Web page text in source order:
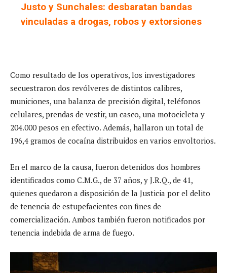
Justo y Sunchales: desbaratan bandas
vinculadas a drogas, robos y extorsiones
Como resultado de los operativos, los investigadores
secuestraron dos revólveres de distintos calibres,
municiones, una balanza de precisión digital, teléfonos
celulares, prendas de vestir, un casco, una motocicleta y
204.000 pesos en efectivo. Además, hallaron un total de
196,4 gramos de cocaína distribuidos en varios envoltorios.
En el marco de la causa, fueron detenidos dos hombres
identificados como C.M.G., de 37 años, y J.R.Q., de 41,
quienes quedaron a disposición de la Justicia por el delito
de tenencia de estupefacientes con fines de
comercialización. Ambos también fueron notificados por
tenencia indebida de arma de fuego.